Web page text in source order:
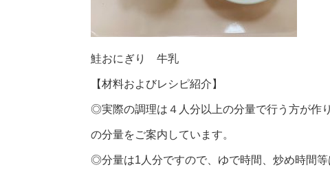
鮭おにぎり 牛乳
【材料およびレシピ紹介】
◎実際の調理は４人分以上の分量で行う方が作
の分量をご案内しています。
◎分量は1人分ですので、ゆで時間、炒め時間等